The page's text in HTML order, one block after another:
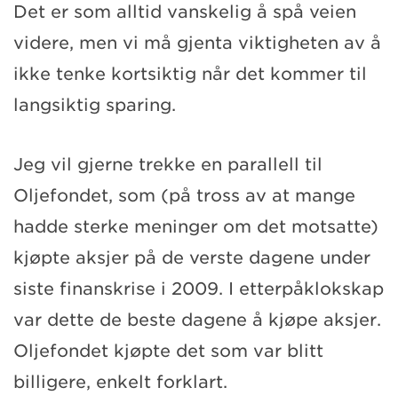
Det er som alltid vanskelig å spå veien
videre, men vi må gjenta viktigheten av å
ikke tenke kortsiktig når det kommer til
langsiktig sparing.
Jeg vil gjerne trekke en parallell til
Oljefondet, som (på tross av at mange
hadde sterke meninger om det motsatte)
kjøpte aksjer på de verste dagene under
siste finanskrise i 2009. I etterpåklokskap
var dette de beste dagene å kjøpe aksjer.
Oljefondet kjøpte det som var blitt
billigere, enkelt forklart.